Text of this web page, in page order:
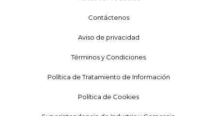
Contáctenos
Aviso de privacidad
Términos y Condiciones
Política de Tratamiento de Información
Política de Cookies